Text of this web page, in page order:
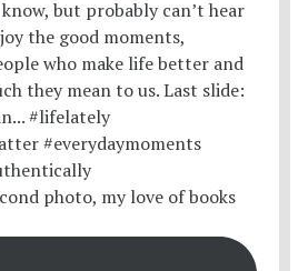
photo, my love of books